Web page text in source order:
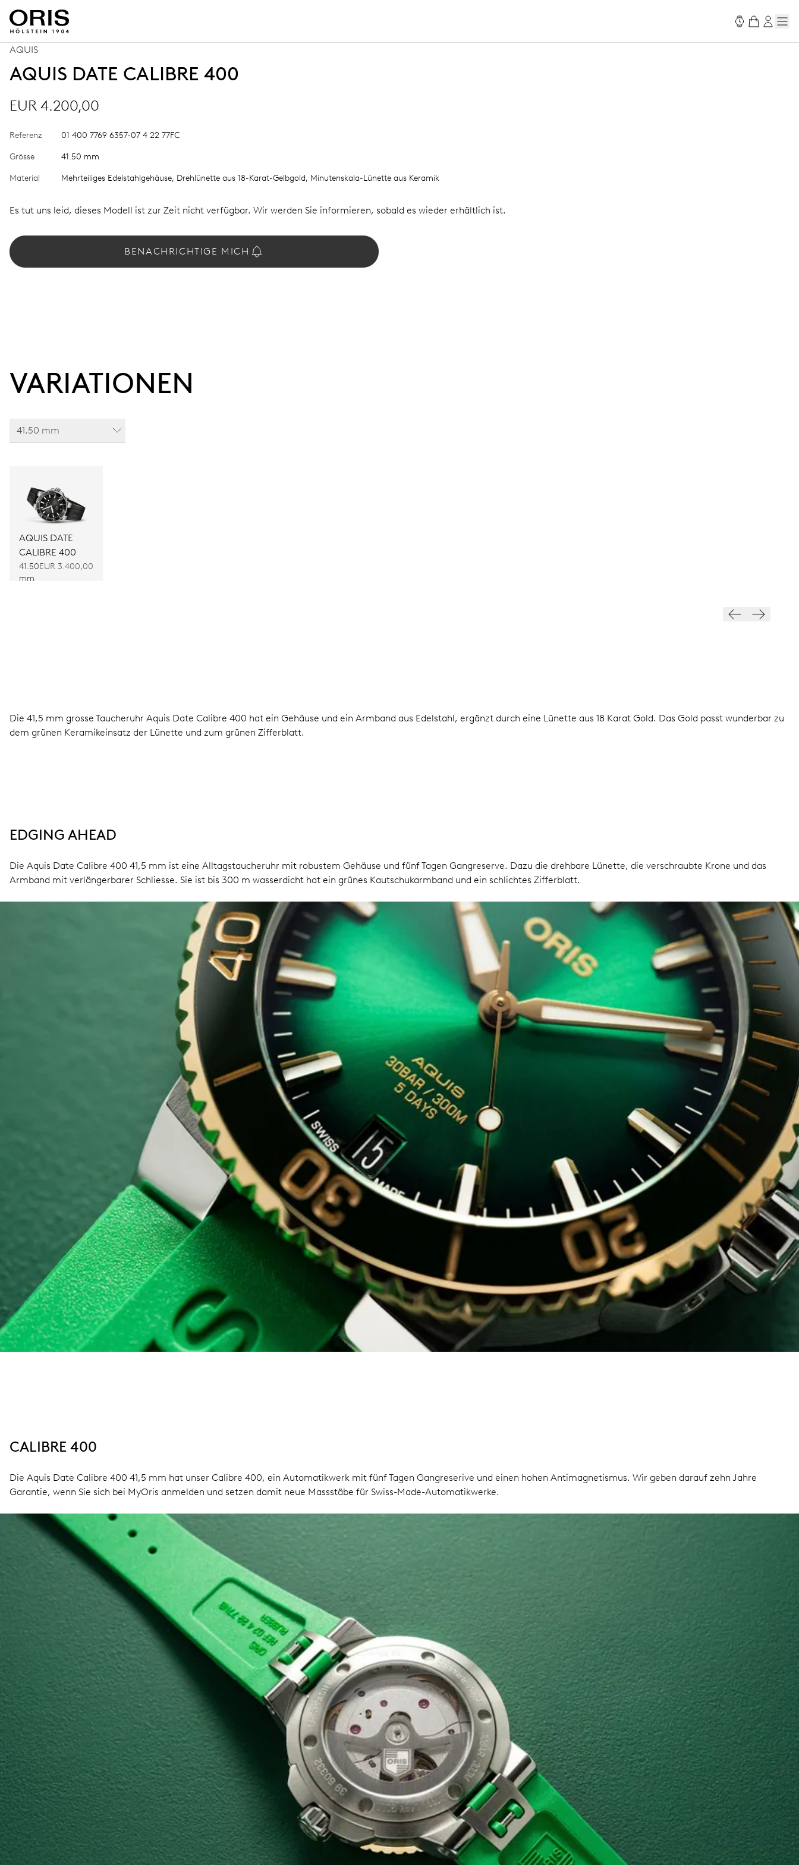
AQUIS
AQUIS DATE CALIBRE 400
EUR 4.200,00
Referenz 01 400 7769 6357-07 4 22 77FC
Grösse 41.50 mm
Material Mehrteiliges Edelstahlgehäuse, Drehlünette aus 18-Karat-Gelbgold, Minutenskala-Lünette aus Keramik
Es tut uns leid, dieses Modell ist zur Zeit nicht verfügbar. Wir werden Sie informieren, sobald es wieder erhältlich ist.
BENACHRICHTIGE MICH
VARIATIONEN
41.50 mm
AQUIS DATE
CALIBRE 400
41.50
mm
EUR 3.400,00
Die 41,5 mm grosse Taucheruhr Aquis Date Calibre 400 hat ein Gehäuse und ein Armband aus Edelstahl, ergänzt durch eine Lünette aus 18 Karat Gold. Das Gold passt wunderbar zu
dem grünen Keramikeinsatz der Lünette und zum grünen Zifferblatt.
EDGING AHEAD
Die Aquis Date Calibre 400 41,5 mm ist eine Alltagstaucheruhr mit robustem Gehäuse und fünf Tagen Gangreserve. Dazu die drehbare Lünette, die verschraubte Krone und das
Armband mit verlängerbarer Schliesse. Sie ist bis 300 m wasserdicht hat ein grünes Kautschukarmband und ein schlichtes Zifferblatt.
CALIBRE 400
Die Aquis Date Calibre 400 41,5 mm hat unser Calibre 400, ein Automatikwerk mit fünf Tagen Gangreserive und einen hohen Antimagnetismus. Wir geben darauf zehn Jahre
Garantie, wenn Sie sich bei MyOris anmelden und setzen damit neue Massstäbe für Swiss-Made-Automatikwerke.